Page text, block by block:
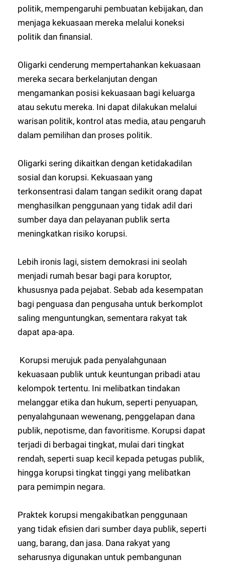
politik, mempengaruhi pembuatan kebijakan, dan
menjaga kekuasaan mereka melalui koneksi
politik dan finansial.
Oligarki cenderung mempertahankan kekuasaan
mereka secara berkelanjutan dengan
mengamankan posisi kekuasaan bagi keluarga
atau sekutu mereka. Ini dapat dilakukan melalui
warisan politik, kontrol atas media, atau pengaruh
dalam pemilihan dan proses politik.
Oligarki sering dikaitkan dengan ketidakadilan
sosial dan korupsi. Kekuasaan yang
terkonsentrasi dalam tangan sedikit orang dapat
menghasilkan penggunaan yang tidak adil dari
sumber daya dan pelayanan publik serta
meningkatkan risiko korupsi.
Lebih ironis lagi, sistem demokrasi ini seolah
menjadi rumah besar bagi para koruptor,
khususnya pada pejabat. Sebab ada kesempatan
bagi penguasa dan pengusaha untuk berkomplot
saling menguntungkan, sementara rakyat tak
dapat apa-apa.
Korupsi merujuk pada penyalahgunaan
kekuasaan publik untuk keuntungan pribadi atau
kelompok tertentu. Ini melibatkan tindakan
melanggar etika dan hukum, seperti penyuapan,
penyalahgunaan wewenang, penggelapan dana
publik, nepotisme, dan favoritisme. Korupsi dapat
terjadi di berbagai tingkat, mulai dari tingkat
rendah, seperti suap kecil kepada petugas publik,
hingga korupsi tingkat tinggi yang melibatkan
para pemimpin negara.
Praktek korupsi mengakibatkan penggunaan
yang tidak efisien dari sumber daya publik, seperti
uang, barang, dan jasa. Dana rakyat yang
seharusnya digunakan untuk pembangunan